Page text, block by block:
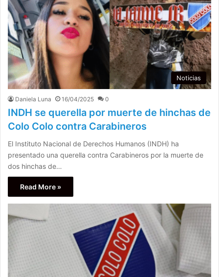
Noticias
Daniela Luna 16/04/2025 0
INDH se querella por muerte de hinchas de
Colo Colo contra Carabineros
El Instituto Nacional de Derechos Humanos (INDH) ha
presentado una querella contra Carabineros por la muerte de
dos hinchas de…
Read More »